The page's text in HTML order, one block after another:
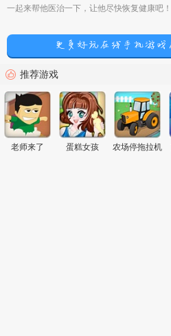
一起来帮他医治一下，让他尽快恢复健康吧！
推荐游戏
老师来了 蛋糕女孩 农场停拖拉机